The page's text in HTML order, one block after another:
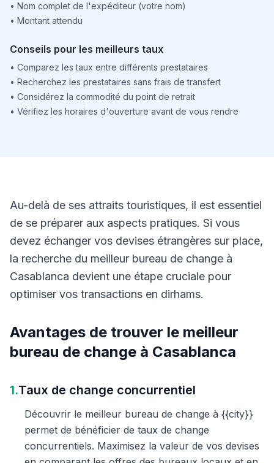
• Nom complet de l'expéditeur (votre nom)
• Montant attendu
Conseils pour les meilleurs taux
• Comparez les taux entre différents prestataires
• Recherchez les prestataires sans frais de transfert
• Considérez la commodité du point de retrait
• Vérifiez les horaires d'ouverture avant de vous rendre
Au-delà de ses attraits touristiques, il est essentiel
de se préparer aux aspects pratiques. Si vous
devez échanger vos devises étrangères sur place,
la recherche du meilleur bureau de change à
Casablanca devient une étape cruciale pour
optimiser vos transactions en dirhams.
Avantages de trouver le meilleur
bureau de change à Casablanca
1.Taux de change concurrentiel
Découvrir le meilleur bureau de change à {{city}}
permet de bénéficier de taux de change
concurrentiels. Maximisez la valeur de vos devises